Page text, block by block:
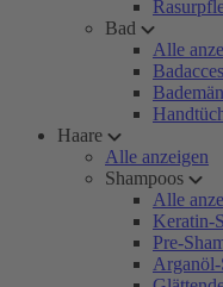
Bad
Alle
Haare
Alle anzeigen
Shampoos
Alle
Keratin-
Pre-